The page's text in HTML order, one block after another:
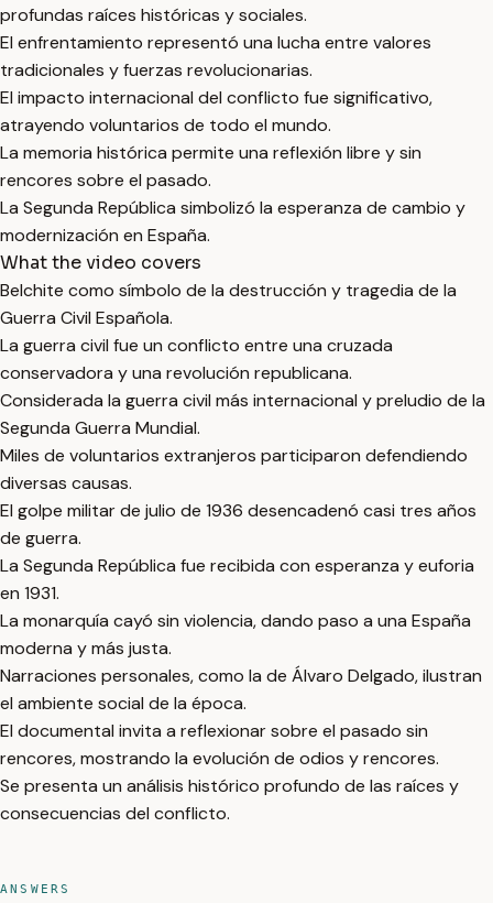
profundas raíces históricas y sociales.
El enfrentamiento representó una lucha entre valores
tradicionales y fuerzas revolucionarias.
El impacto internacional del conflicto fue significativo,
atrayendo voluntarios de todo el mundo.
La memoria histórica permite una reflexión libre y sin
rencores sobre el pasado.
La Segunda República simbolizó la esperanza de cambio y
modernización en España.
What the video covers
Belchite como símbolo de la destrucción y tragedia de la
Guerra Civil Española.
La guerra civil fue un conflicto entre una cruzada
conservadora y una revolución republicana.
Considerada la guerra civil más internacional y preludio de la
Segunda Guerra Mundial.
Miles de voluntarios extranjeros participaron defendiendo
diversas causas.
El golpe militar de julio de 1936 desencadenó casi tres años
de guerra.
La Segunda República fue recibida con esperanza y euforia
en 1931.
La monarquía cayó sin violencia, dando paso a una España
moderna y más justa.
Narraciones personales, como la de Álvaro Delgado, ilustran
el ambiente social de la época.
El documental invita a reflexionar sobre el pasado sin
rencores, mostrando la evolución de odios y rencores.
Se presenta un análisis histórico profundo de las raíces y
consecuencias del conflicto.
ANSWERS